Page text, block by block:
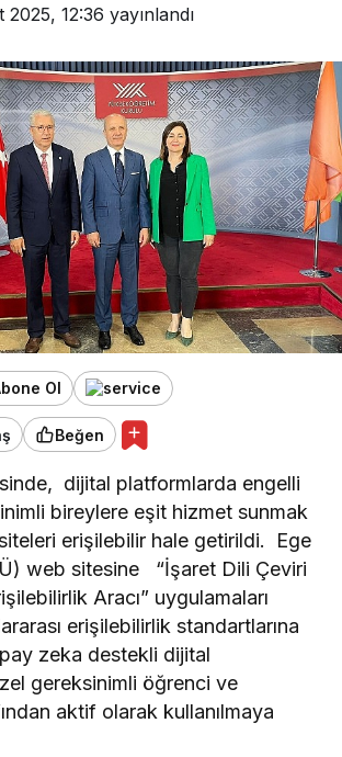
2025, 12:36 yayınlandı
Ol
Beğen
dijital platformlarda engelli
bireylere eşit hizmet sunmak
erişilebilir hale getirildi. Ege
web sitesine “İşaret Dili Çeviri
Aracı” uygulamaları
erişilebilirlik standartlarına
zeka destekli dijital
gereksinimli öğrenci ve
aktif olarak kullanılmaya